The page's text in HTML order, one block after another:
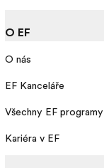
O EF
O nás
EF Kanceláře
Všechny EF programy
Kariéra v EF